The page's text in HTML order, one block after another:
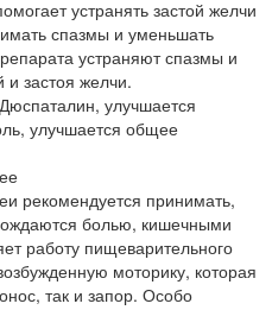
устранять застой желчи
спазмы и уменьшать
устраняют спазмы и
застоя желчи.
улучшается
улучшается общее
рекомендуется принимать,
болью, кишечными
работу пищеварительного
моторику, которая
так и запор. Особо